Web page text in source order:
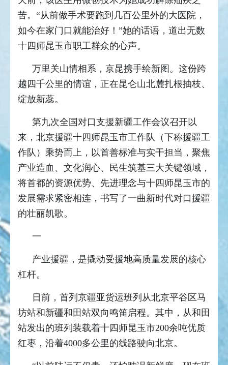
苦。“从前做手术要跑到几百公里外的大医院，
如今在家门口就能治好！”她的话语，道出无数
十四师昆玉市职工群众的心声。
万里关山情相系，京昆携手绘新图。这份跨
越四千公里的情谊，正在昆仑山北麓扎根抽枝、
绽放新蕊。
第九次全国对口支援新疆工作会议召开以
来，北京援疆十四师昆玉市工作队（下称援疆工
作队）乘势而上，以首善标准与实干担当，聚焦
产业造血、文化润心、民生筑基三大关键领域，
将首都的资源优势、先进理念与十四师昆玉市的
发展需求紧密相连，书写了一曲新时代对口援疆
的壮丽凯歌。
一
产业援疆，是撬动受援地高质量发展的核心
杠杆。
日前，首列京疆亚货运班列从北京平谷区马
坊站和新疆和田站双向鸣笛启程。其中，从和田
站发出的班列装载着十四师昆玉市200余吨优质
红枣，沿着4000多公里的线路驶向北京。